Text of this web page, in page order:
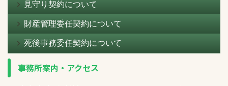
見守り契約について
財産管理委任契約について
死後事務委任契約について
事務所案内・アクセス